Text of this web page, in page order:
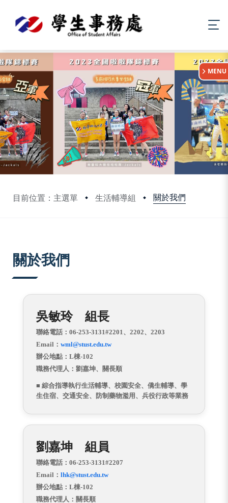
目前位置：主選單 生活輔導組 關於我們
MENU
關於我們
吳敏玲 組長
聯絡電話：06-253-3131#2201、2202、2203
Email： wml@stust.edu.tw
辦公地點：L棟-102
職務代理人：劉嘉坤、關長順
■ 綜合指導執行生活輔導、校園安全、僑生輔導、學
生住宿、交通安全、防制藥物濫用、兵役行政等業務
劉嘉坤 組員
聯絡電話：06-253-3131#2207
Email： lhk@stust.edu.tw
辦公地點：L棟-102
職務代理人：關長順